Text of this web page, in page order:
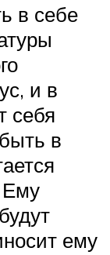
в себе
и в
себя
в
Ему
ему